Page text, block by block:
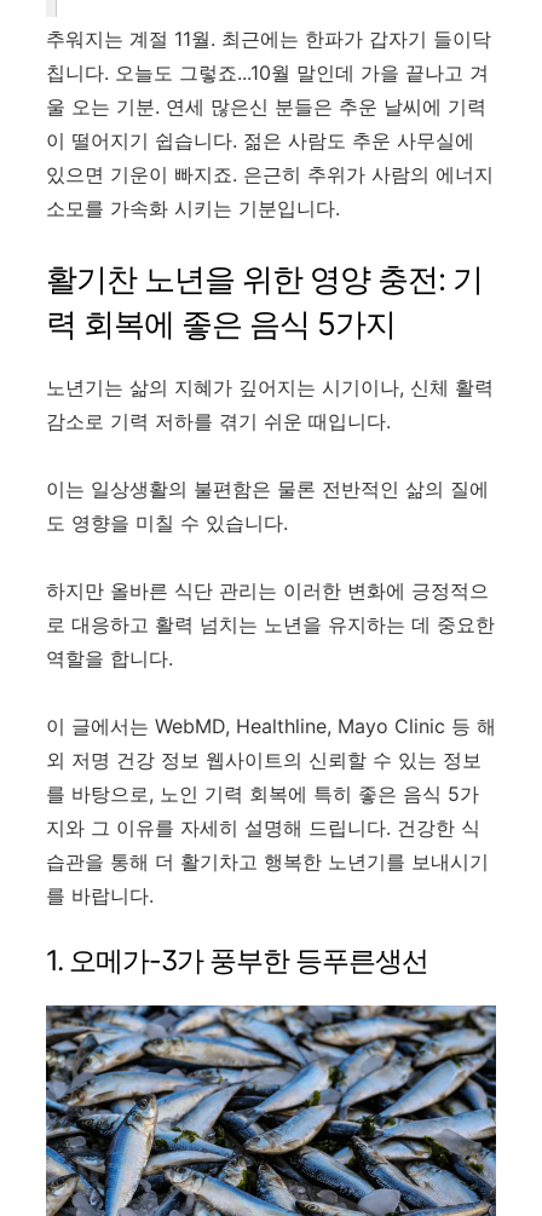
추워지는 계절 11월. 최근에는 한파가 갑자기 들이닥
칩니다. 오늘도 그렇죠...10월 말인데 가을 끝나고 겨
울 오는 기분. 연세 많은신 분들은 추운 날씨에 기력
이 떨어지기 쉽습니다. 젊은 사람도 추운 사무실에
있으면 기운이 빠지죠. 은근히 추위가 사람의 에너지
소모를 가속화 시키는 기분입니다.
활기찬 노년을 위한 영양 충전: 기
력 회복에 좋은 음식 5가지
노년기는 삶의 지혜가 깊어지는 시기이나, 신체 활력
감소로 기력 저하를 겪기 쉬운 때입니다.
이는 일상생활의 불편함은 물론 전반적인 삶의 질에
도 영향을 미칠 수 있습니다.
하지만 올바른 식단 관리는 이러한 변화에 긍정적으
로 대응하고 활력 넘치는 노년을 유지하는 데 중요한
역할을 합니다.
이 글에서는 WebMD, Healthline, Mayo Clinic 등 해
외 저명 건강 정보 웹사이트의 신뢰할 수 있는 정보
를 바탕으로, 노인 기력 회복에 특히 좋은 음식 5가
지와 그 이유를 자세히 설명해 드립니다. 건강한 식
습관을 통해 더 활기차고 행복한 노년기를 보내시기
를 바랍니다.
1. 오메가-3가 풍부한 등푸른생선